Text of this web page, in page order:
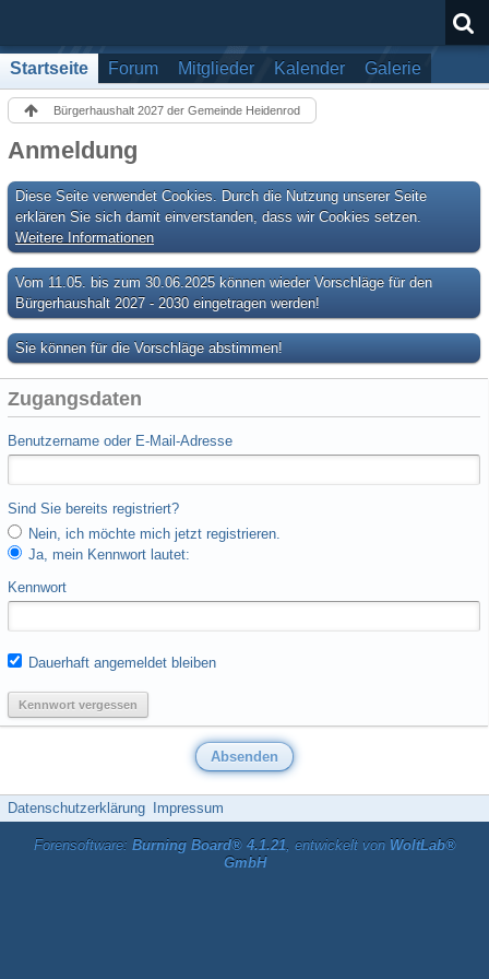
Startseite Forum Mitglieder Kalender Galerie
Bürgerhaushalt 2027 der Gemeinde Heidenrod
Anmeldung
Diese Seite verwendet Cookies. Durch die Nutzung unserer Seite
erklären Sie sich damit einverstanden, dass wir Cookies setzen.
Weitere Informationen
Vom 11.05. bis zum 30.06.2025 können wieder Vorschläge für den
Bürgerhaushalt 2027 - 2030 eingetragen werden!
Sie können für die Vorschläge abstimmen!
Zugangsdaten
Benutzername oder E-Mail-Adresse
Sind Sie bereits registriert?
Nein, ich möchte mich jetzt registrieren.
Ja, mein Kennwort lautet:
Kennwort
Dauerhaft angemeldet bleiben
Kennwort vergessen
Datenschutzerklärung Impressum
Forensoftware: Burning Board® 4.1.21, entwickelt von WoltLab®
GmbH